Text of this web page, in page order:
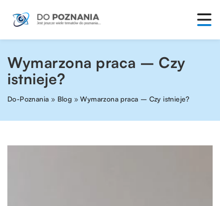
Wymarzona praca – Czy
istnieje?
Do-Poznania » Blog »Wymarzona praca – Czy istnieje?